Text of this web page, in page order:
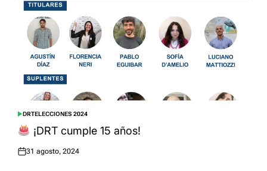
POSTED
IN
DRTELECCIONES 2024
¡DRT cumple 15 años!
Posted
31 agosto, 2024